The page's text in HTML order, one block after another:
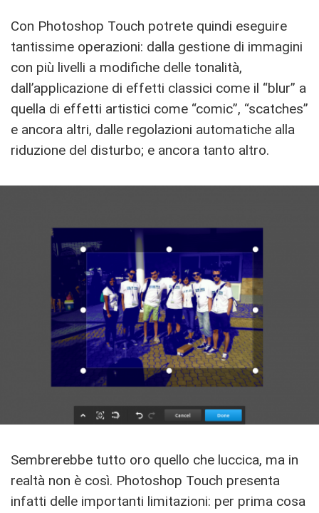
Con Photoshop Touch potrete quindi eseguire
tantissime operazioni: dalla gestione di immagini
con più livelli a modifiche delle tonalità,
dall’applicazione di effetti classici come il “blur” a
quella di effetti artistici come “comic”, “scatches”
e ancora altri, dalle regolazioni automatiche alla
riduzione del disturbo; e ancora tanto altro.
Sembrerebbe tutto oro quello che luccica, ma in
realtà non è così. Photoshop Touch presenta
infatti delle importanti limitazioni: per prima cosa